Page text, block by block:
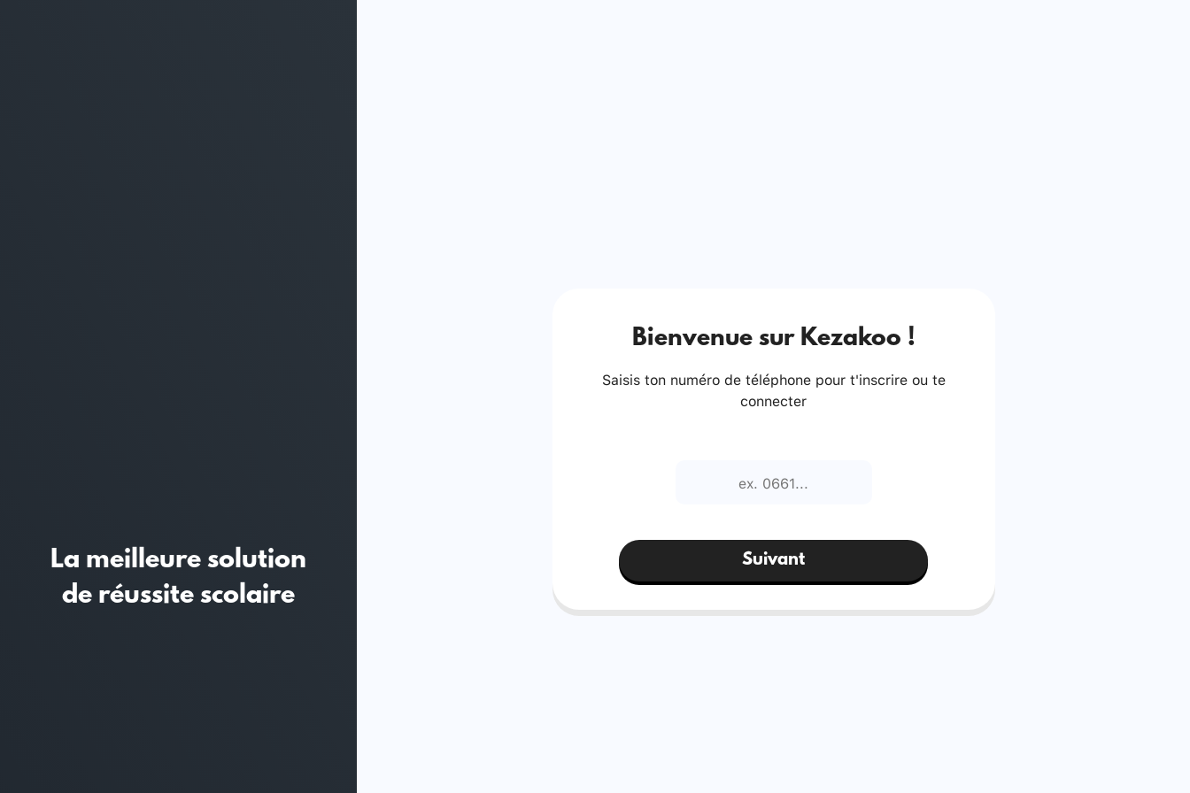
La meilleure solution
de réussite scolaire
Bienvenue sur Kezakoo !
Saisis ton numéro de téléphone pour t'inscrire ou te
connecter
Suivant